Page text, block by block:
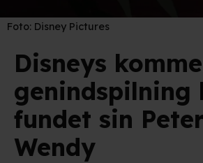
Foto: Disney Pictures
Disneys
genindspilning
fundet sin
Wendy